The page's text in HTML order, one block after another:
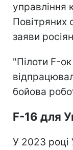
управління
Повітряних
заяви
"Пілоти F-
бойова
F-16 для
У 2023 році